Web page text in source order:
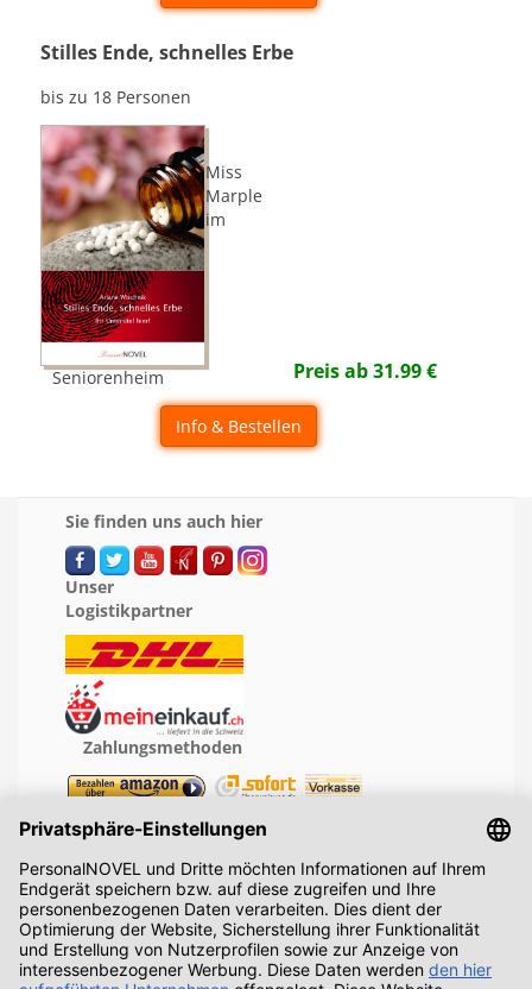
Stilles Ende, schnelles Erbe
bis zu 18 Personen
Miss
Marple
im
Seniorenheim Preis ab31.99€
Info & Bestellen
Sie finden uns auch hier
Unser
Logistikpartner
Zahlungsmethoden
Geprüfte Leistung